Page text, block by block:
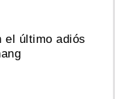
el último adiós